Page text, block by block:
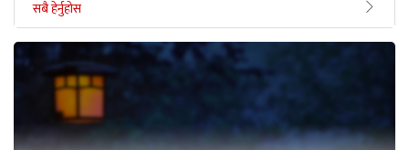
सबै हेर्नुहोस